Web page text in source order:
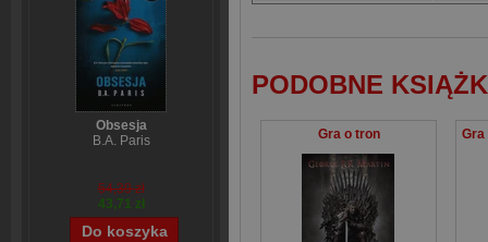
Obsesja
B.A. Paris
54,39 zł
43,71 zł
PODOBNE
Gra o tron